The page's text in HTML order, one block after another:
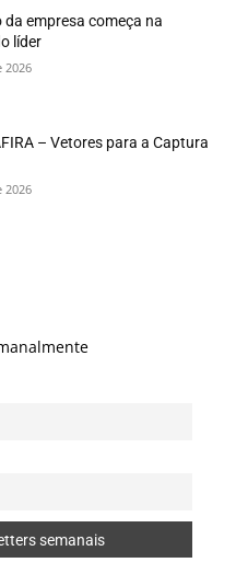
da empresa começa na
líder
2026
– Vetores para a Captura
2026